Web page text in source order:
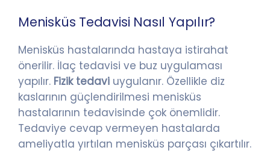
Menisküs Tedavisi Nasıl Yapılır?
Menisküs hastalarında hastaya istirahat
önerilir. İlaç tedavisi ve buz uygulaması
yapılır. Fizik tedavi uygulanır. Özellikle diz
kaslarının güçlendirilmesi menisküs
hastalarının tedavisinde çok önemlidir.
Tedaviye cevap vermeyen hastalarda
ameliyatla yırtılan menisküs parçası çıkartılır.